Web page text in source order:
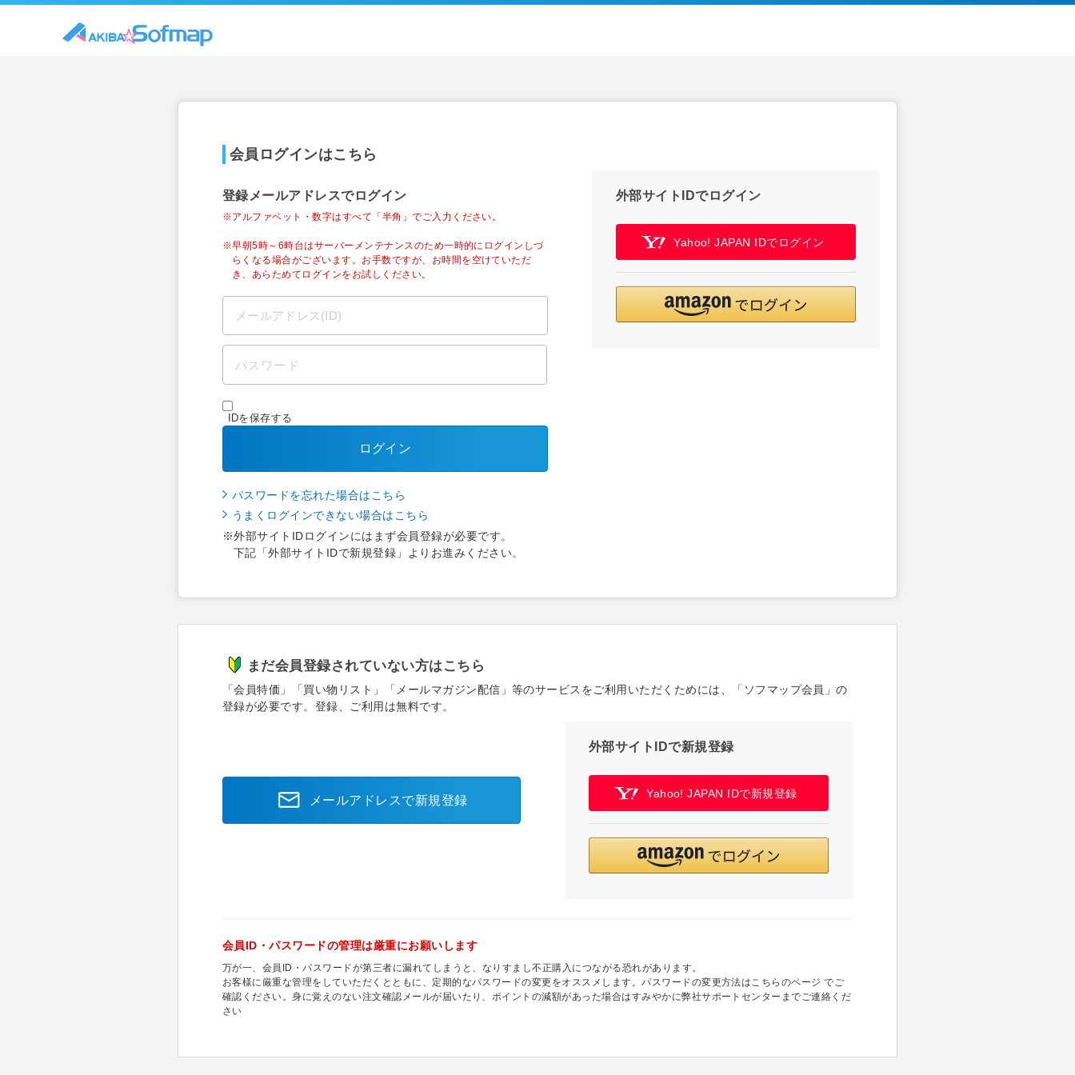
会員ログインはこちら
登録メールアドレスでログイン
※アルファベット・数字はすべて「半角」でご入力ください。
※早朝5時～6時台はサーバーメンテナンスのため一時的にログインしづ
らくなる場合がございます。お手数ですが、お時間を空けていただ
き、あらためてログインをお試しください。
IDを保存する
ログイン
パスワードを忘れた場合はこちら
うまくログインできない場合はこちら
※外部サイトIDログインにはまず会員登録が必要です。
下記「外部サイトIDで新規登録」よりお進みください。
外部サイトIDでログイン
Yahoo! JAPAN IDでログイン
まだ会員登録されていない方はこちら
「会員特価」「買い物リスト」「メールマガジン配信」等のサービスをご利用いただくためには、「ソフマップ会員」の
登録が必要です。登録、ご利用は無料です。
メールアドレスで新規登録
外部サイトIDで新規登録
Yahoo! JAPAN IDで新規登録
会員ID・パスワードの管理は厳重にお願いします
万が一、会員ID・パスワードが第三者に漏れてしまうと、なりすまし不正購入につながる恐れがあります。
お客様に厳重な管理をしていただくとともに、定期的なパスワードの変更をオススメします。パスワードの変更方法はこちらのページ でご
確認ください。身に覚えのない注文確認メールが届いたり、ポイントの減額があった場合はすみやかに弊社サポートセンターまでご連絡くだ
さい